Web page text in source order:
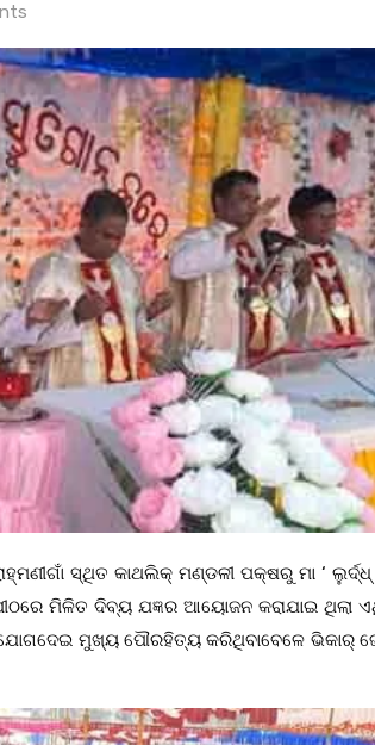
ସ୍ଥିତ କାଥଲିକ୍ ମଣ୍ଡଳୀ ପକ୍ଷରୁ ମା ‘
ପୀଠରେ ମିଳିତ ଦିବ୍ୟ ଯଜ୍ଞର ଆୟୋଜନ କରାଯାଇ
ମୁଖ୍ୟ ପୌରହିତ୍ୟ କରିଥିବାବେଳେ ଭିକାର୍